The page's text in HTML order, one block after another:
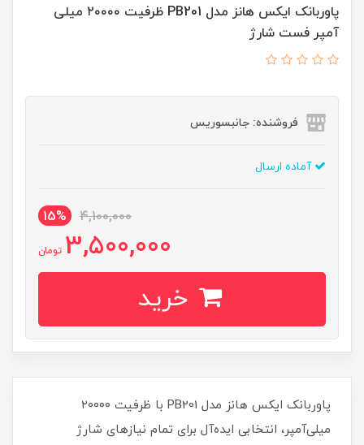
پاوربانک ایکس هانز مدل PB201 ظرفیت ۲۰۰۰۰ میلی
آمپر فست شارژ
فروشنده: جانبسوریس
آماده ارسال
4,100,000
15%
3,500,000 تومان
خرید
پاوربانک ایکس هانز مدل PB201 با ظرفیت ۲۰۰۰۰
میلی‌آمپر، انتخابی ایده‌آل برای تمام نیازهای شارژ